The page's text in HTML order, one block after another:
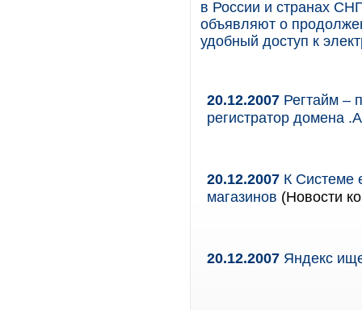
в России и странах
объявляют о
удобный доступ к
20.12.2007 Регтайм –
регистратор домена
20.12.2007 К Системе
магазинов (Новости
20.12.2007 Яндекс